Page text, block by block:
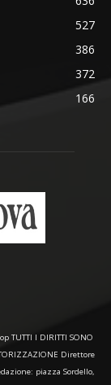
527
386
372
166
TUTTI I DIRITTI SONO
Direttore
piazza Sordello,